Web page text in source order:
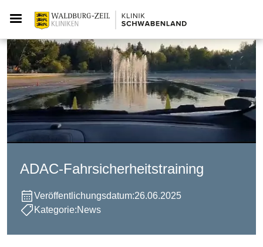
ADAC-Fahrsicherheitstraining
Veröffentlichungsdatum:26.06.2025
Kategorie:News